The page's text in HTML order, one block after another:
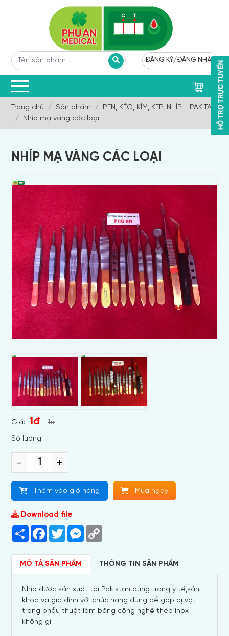
ĐĂNG KÝ/ĐĂNG NHẬP
Trang chủ Sản phẩm
PEN, KÉO, KÌM, KẸP, NHÍP - PAKITAN
Nhíp mạ vàng các loại
NHÍP MẠ VÀNG CÁC LOẠI
Giá: 1đ 1đ
Số lương:
- +
Thêm vào giỏ hàng Mua ngay
Download file
Share Facebook
TwitterMessenger
MÔ TẢ SẢN PHẨM THÔNG TIN SẢN PHẨM
Nhíp được sản xuất tại Pakistan dùng trong y tế,sản
khoa và gia đình với chức năng dùng để gắp dị vật
trong phẫu thuật làm băng công nghệ thép inox
không gỉ.